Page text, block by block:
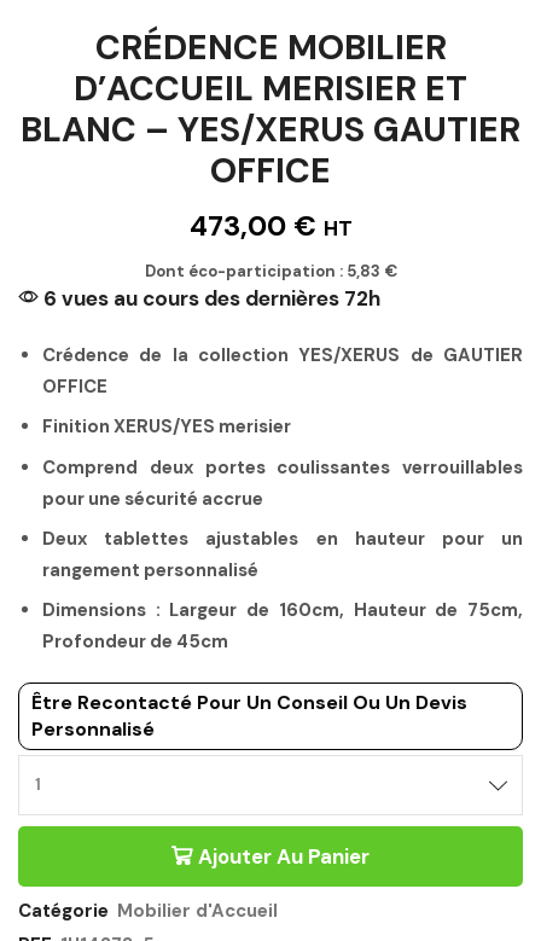
CRÉDENCE MOBILIER
D’ACCUEIL MERISIER ET
BLANC – YES/XERUS GAUTIER
OFFICE
473,00 € HT
Dont éco-participation : 5,83 €
6 vues au cours des dernières 72h
Crédence de la collection YES/XERUS de GAUTIER
OFFICE
Finition XERUS/YES merisier
Comprend deux portes coulissantes verrouillables
pour une sécurité accrue
Deux tablettes ajustables en hauteur pour un
rangement personnalisé
Dimensions : Largeur de 160cm, Hauteur de 75cm,
Profondeur de 45cm
Être Recontacté Pour Un Conseil Ou Un Devis
Personnalisé
Ajouter Au Panier
Catégorie Mobilier d'Accueil